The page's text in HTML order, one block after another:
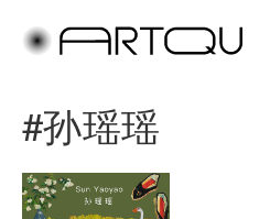
至
主
内
容
至
副
内
容
#孙瑶瑶